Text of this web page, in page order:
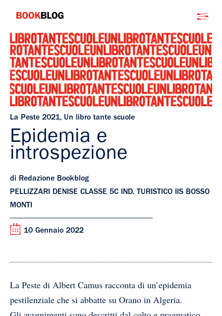
contenuto
Bookblog
La Peste 2021, Un libro tante scuole
Epidemia e
introspezione
di Redazione Bookblog
PELLIZZARI DENISE CLASSE 5C IND. TURISTICO IIS BOSSO
MONTI
10 Gennaio 2022
La Peste di Albert Camus racconta di un’epidemia
pestilenziale che si abbatte su Orano in Algeria.